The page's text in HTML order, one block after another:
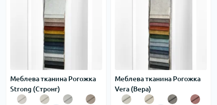
Меблева тканина Рогожка
Strong (Стронг)
Меблева тканина Рогожка
Vera (Вера)